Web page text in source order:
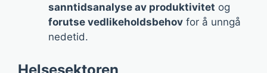
sanntidsanalyse av produktivitet og
forutse vedlikeholdsbehov for å unngå
nedetid.